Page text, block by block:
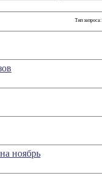
Тип запроса:
ноябрь